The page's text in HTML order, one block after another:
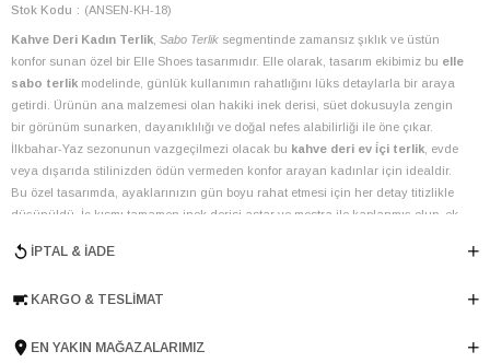
Stok Kodu (ANSEN-KH-18)
Kahve Deri Kadın Terlik Sabo Terlik segmentinde zamansız şıklık ve üstün
konfor sunan özel bir Elle Shoes tasarımıdır. Elle olarak, tasarım ekibimiz bu elle
sabo terlik modelinde, günlük kullanımın rahatlığını lüks detaylarla bir araya
getirdi. Ürünün ana malzemesi olan hakiki inek derisi, süet dokusuyla zengin
bir görünüm sunarken, dayanıklılığı ve doğal nefes alabilirliği ile öne çıkar.
İlkbahar-Yaz sezonunun vazgeçilmezi olacak bu kahve deri ev i̇çi terlik , evde
veya dışarıda stilinizden ödün vermeden konfor arayan kadınlar için idealdir.
Bu özel tasarımda, ayaklarınızın gün boyu rahat etmesi için her detay titizlikle
düşünüldü. İç kısmı tamamen inek derisi astar ve mostra ile kaplanmış olup, ek
sıcacık tutar. Bu sayede,
esnekliğiyle adımlarınıza destek olurken, tırtıklı yapısıyla zeminde güvenli bir
yaratan ürünümüz, minimalist dikişsiz üst tasarımı ve yuvarlak burun yapısıyla
İPTAL & İADE
KARGO & TESLIMAT
EN YAKIN MAĞAZALARIMIZ